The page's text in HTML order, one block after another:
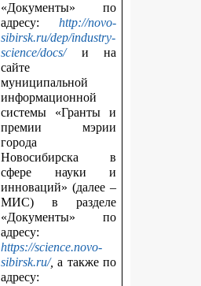
«Документы» по
адресу: http://novo-
sibirsk.ru/dep/industry-
science/docs/и на
сайте
муниципальной
информационной
системы «Гранты и
премии мэрии
города
Новосибирска в
сфере науки и
инноваций» (далее –
МИС) в разделе
«Документы» по
адресу:
https://science.novo-
sibirsk.ru/, а также по
адресу: